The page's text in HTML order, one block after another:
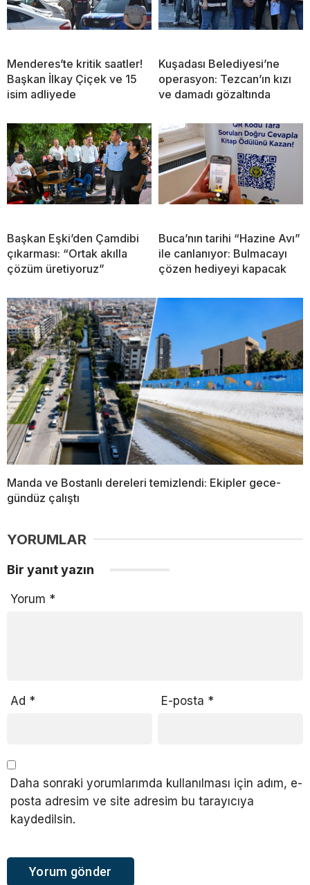
Menderes’te kritik saatler!
Başkan İlkay Çiçek ve 15
isim adliyede
Kuşadası Belediyesi’ne
operasyon: Tezcan’ın kızı
ve damadı gözaltında
Başkan Eşki’den Çamdibi
çıkarması: “Ortak akılla
çözüm üretiyoruz”
Buca’nın tarihi “Hazine Avı”
ile canlanıyor: Bulmacayı
çözen hediyeyi kapacak
Manda ve Bostanlı dereleri temizlendi: Ekipler gece-
gündüz çalıştı
YORUMLAR
Bir yanıt yazın
Yorum *
Ad * E-posta *
Daha sonraki yorumlarımda kullanılması için adım, e-
posta adresim ve site adresim bu tarayıcıya
kaydedilsin.